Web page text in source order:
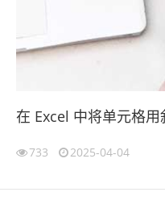
在 Excel 中将单元格
733 2025-04-04